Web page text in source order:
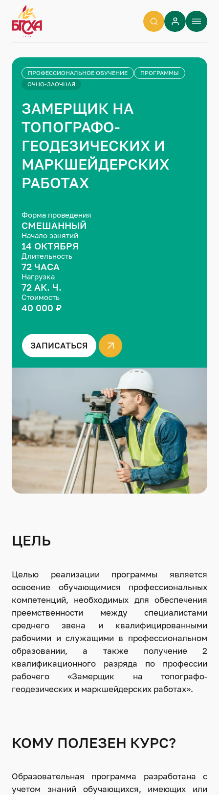
ПРОФЕССИОНАЛЬНОЕ ОБУЧЕНИЕ
ПРОГРАММЫ
ОЧНО-ЗАОЧНАЯ
ЗАМЕРЩИК НА
ТОПОГРАФО-
ГЕОДЕЗИЧЕСКИХ И
МАРКШЕЙДЕРСКИХ
РАБОТАХ
Форма проведения
СМЕШАННЫЙ
Начало занятий
14 ОКТЯБРЯ
Длительность
72 ЧАСА
Нагрузка
72 АК. Ч.
Стоимость
40 000 ₽
ЗАПИСАТЬСЯ
ЦЕЛЬ
Целью реализации программы является
освоение обучающимися профессиональных
компетенций, необходимых для обеспечения
преемственности между специалистами
среднего звена и квалифицированными
рабочими и служащими в профессиональном
образовании, а также получение 2
квалификационного разряда по профессии
рабочего «Замерщик на топографо-
геодезических и маркшейдерских работах».
КОМУ ПОЛЕЗЕН КУРС?
Образовательная программа разработана с
учетом знаний обучающихся, имеющих или